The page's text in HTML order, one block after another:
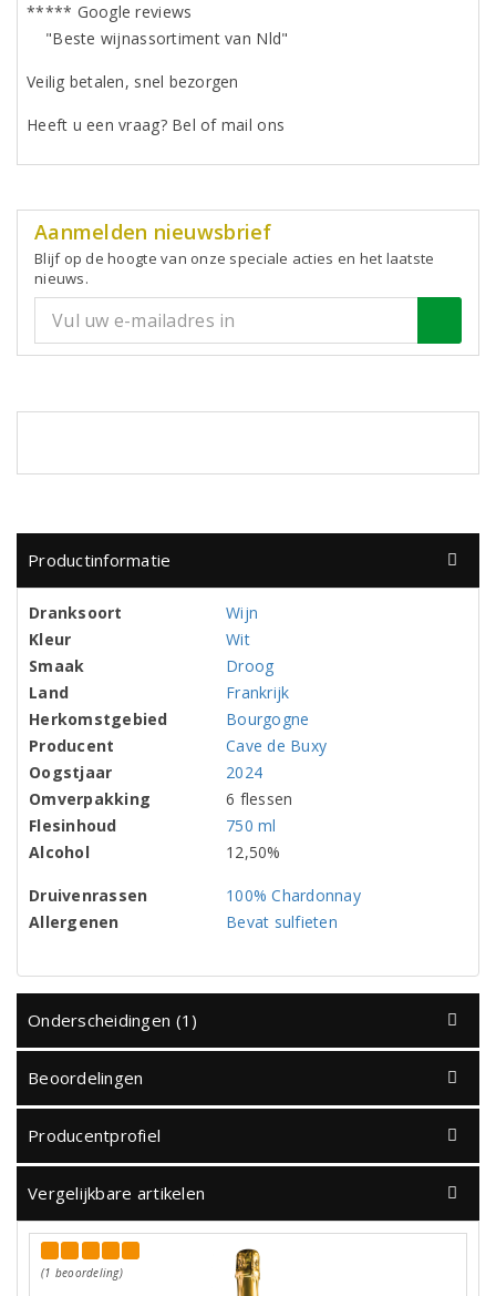
***** Google reviews
"Beste wijnassortiment van Nld"
Veilig betalen, snel bezorgen
Heeft u een vraag? Bel of mail ons
Aanmelden nieuwsbrief
Blijf op de hoogte van onze speciale acties en het laatste
nieuws.
Productinformatie
Dranksoort
Wijn
Kleur
Wit
Smaak
Droog
Land
Frankrijk
Herkomstgebied
Bourgogne
Producent
Cave de Buxy
Oogstjaar
2024
Omverpakking
6 flessen
Flesinhoud
750 ml
Alcohol
12,50%
Druivenrassen
100% Chardonnay
Allergenen
Bevat sulfieten
Onderscheidingen (1)
Beoordelingen
Producentprofiel
Vergelijkbare artikelen
(1 beoordeling)